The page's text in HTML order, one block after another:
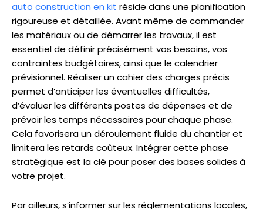
auto construction en kit réside dans une planification
rigoureuse et détaillée. Avant même de commander
les matériaux ou de démarrer les travaux, il est
essentiel de définir précisément vos besoins, vos
contraintes budgétaires, ainsi que le calendrier
prévisionnel. Réaliser un cahier des charges précis
permet d’anticiper les éventuelles difficultés,
d’évaluer les différents postes de dépenses et de
prévoir les temps nécessaires pour chaque phase.
Cela favorisera un déroulement fluide du chantier et
limitera les retards coûteux. Intégrer cette phase
stratégique est la clé pour poser des bases solides à
votre projet.
Par ailleurs, s’informer sur les réglementations locales,